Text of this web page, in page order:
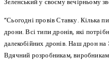
Зеленський у своєму вечірньому
“Сьогодні провів Ставку. Кілька
дрони. Всі типи дронів, які
далекобійних дронів. Наш дрон
Вдячний розробникам,